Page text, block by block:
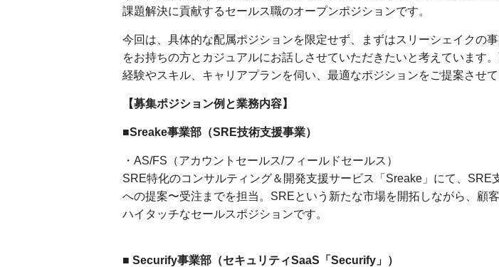
課題解決に貢献するセールス職のオープンポジションです。
今回は、具体的な配属ポジションを限定せず、まずはスリーシェイクの
をお持ちの方とカジュアルにお話しさせていただきたいと考えています
経験やスキル、キャリアプランを伺い、最適なポジションをご提案させ
【募集ポジション例と業務内容】
■Sreake事業部（SRE技術支援事業）
・AS/FS（アカウントセールス/フィールドセールス）
SRE特化のコンサルティング＆開発支援サービス「Sreake」にて、SRE
への提案〜受注までを担当。SREという新たな市場を開拓しながら、顧
ハイタッチなセールスポジションです。
■ Securify事業部（セキュリティSaaS「Securify」）